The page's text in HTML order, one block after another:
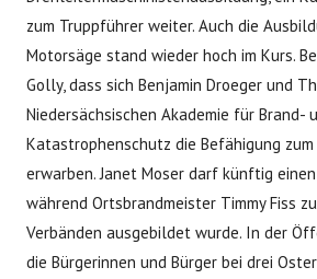
zum Truppführer weiter. Auch die
Motorsäge stand wieder hoch im Kurs.
Golly, dass sich Benjamin Droeger und
Niedersächsischen Akademie für Brand-
Katastrophenschutz die Befähigung
erwarben. Janet Moser darf künftig
während Ortsbrandmeister Timmy Fiss
Verbänden ausgebildet wurde. In der
die Bürgerinnen und Bürger bei drei